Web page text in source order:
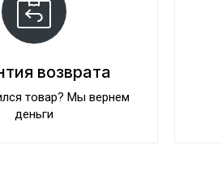
возврата
товар? Мы вернем
деньги